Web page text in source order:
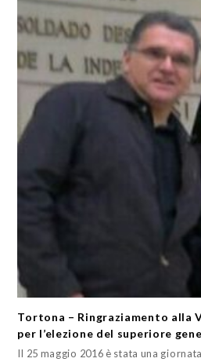
Tortona – Ringraziamento alla
per l’elezione del superiore
Il 25 maggio 2016 è stata una